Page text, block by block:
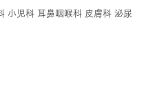
小児科 耳鼻咽喉科 皮膚科 泌尿